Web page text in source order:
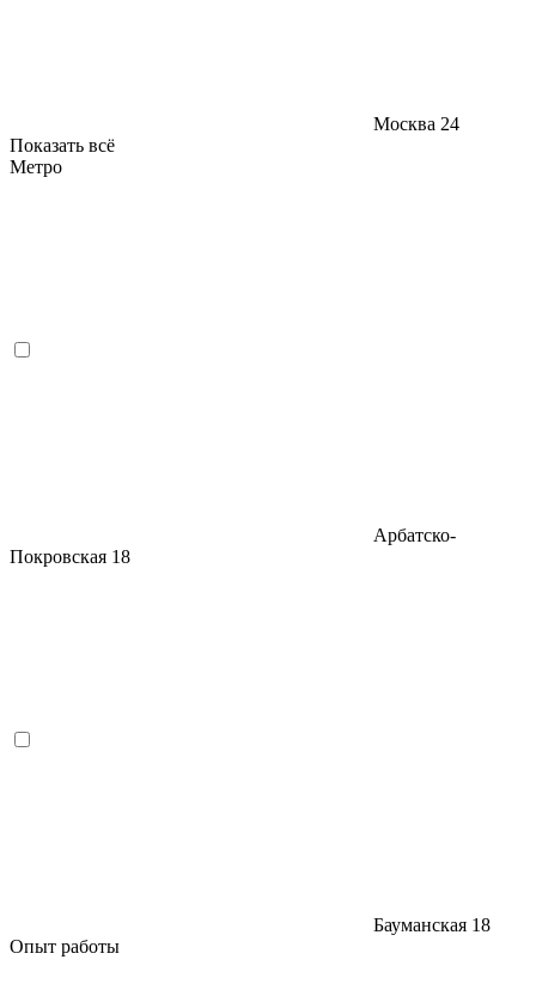
Москва 24
Показать всё
Метро
Арбатско-
Покровская 18
Бауманская 18
Опыт работы